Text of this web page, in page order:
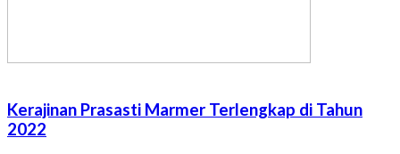
Kerajinan Prasasti Marmer Terlengkap di Tahun
2022